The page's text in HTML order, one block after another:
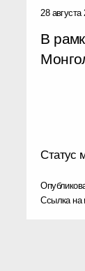
28 августа
В
Статус
Ссылка на